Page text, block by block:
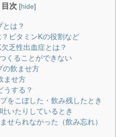
目次 [hide]
とは？
ビタミンKの役割など
乏性出血症とは？
くることができない
の飲ませ方
ませ方
する？
をこぼした・飲み残したとき
いたりしているとき
せられなかった（飲み忘れ）